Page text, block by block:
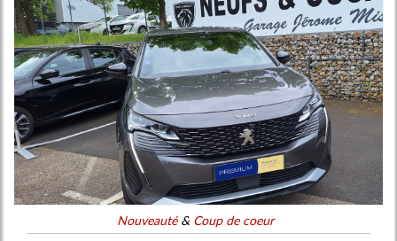
Nouveauté& Coup de coeur